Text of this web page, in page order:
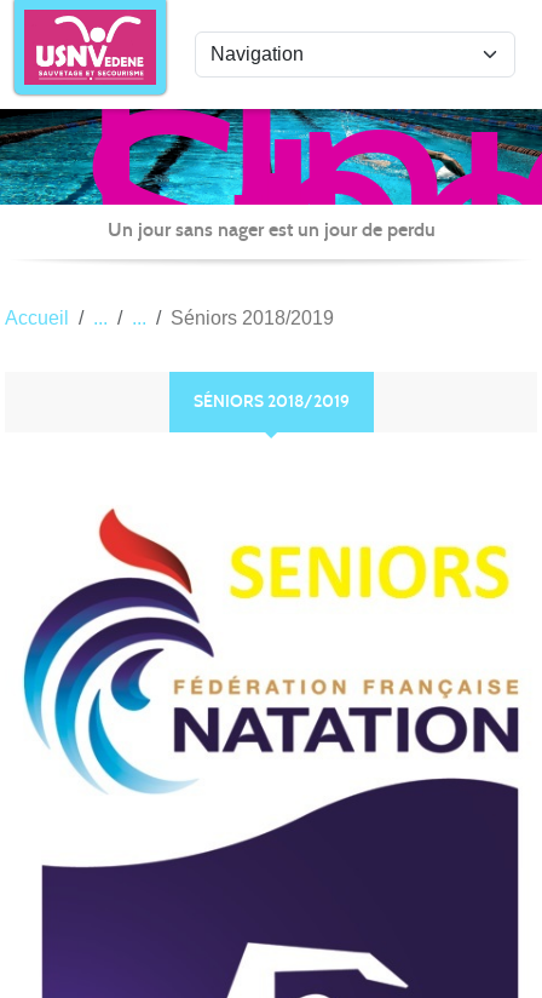
de
et
Un jour sans nager est un jour de perdu
Accueil Séniors 2018/2019
SÉNIORS 2018/2019
Panneau de gestion des cookies